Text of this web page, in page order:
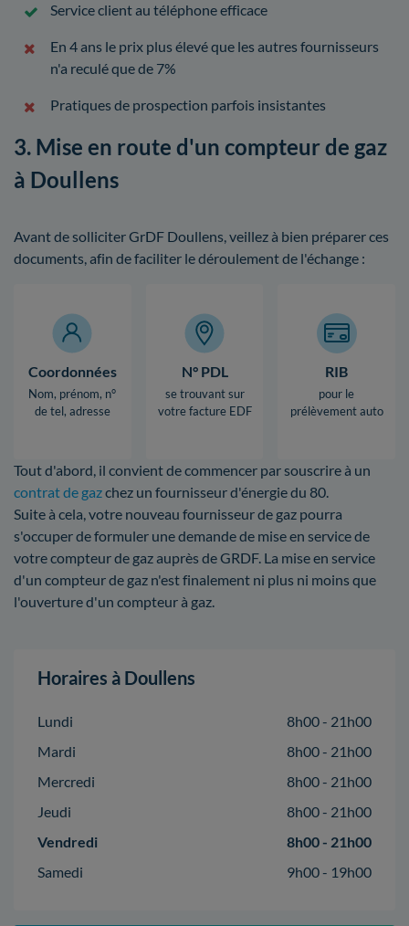
Service client au téléphone efficace
En 4 ans le prix plus élevé que les autres fournisseurs
n'a reculé que de 7%
Pratiques de prospection parfois insistantes
3. Mise en route d'un compteur de gaz
à Doullens
Avant de solliciter GrDF Doullens, veillez à bien préparer ces
documents, afin de faciliter le déroulement de l'échange :
Coordonnées
Nom, prénom, n°
de tel, adresse
N° PDL
se trouvant sur
votre facture EDF
RIB
pour le
prélèvement auto
Tout d'abord, il convient de commencer par souscrire à un
contrat de gazchez un fournisseur d'énergie du 80.
Suite à cela, votre nouveau fournisseur de gaz pourra
s'occuper de formuler une demande de mise en service de
votre compteur de gaz auprès de GRDF. La mise en service
d'un compteur de gaz n'est finalement ni plus ni moins que
l'ouverture d'un compteur à gaz.
Horaires à Doullens
Lundi
8h00 - 21h00
Mardi
8h00 - 21h00
Mercredi
8h00 - 21h00
Jeudi
8h00 - 21h00
Vendredi
8h00 - 21h00
Samedi
9h00 - 19h00